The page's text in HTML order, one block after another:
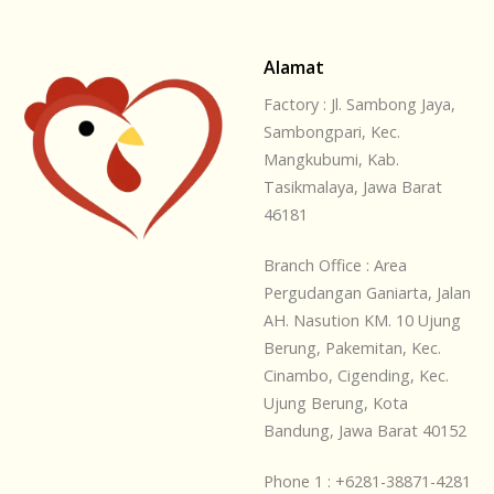
Alamat
Factory : Jl. Sambong Jaya,
Sambongpari, Kec.
Mangkubumi, Kab.
Tasikmalaya, Jawa Barat
46181
Branch Office : Area
Pergudangan Ganiarta, Jalan
AH. Nasution KM. 10 Ujung
Berung, Pakemitan, Kec.
Cinambo, Cigending, Kec.
Ujung Berung, Kota
Bandung, Jawa Barat 40152
Phone 1 : +6281-38871-4281